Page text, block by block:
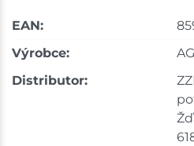
Skuteč
Skladem na prodejně -
Skladové množství na
Ceny na prodejnách se
EAN:
Výrobce:
Distributor: